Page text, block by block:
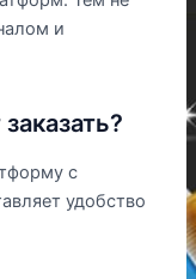
и
с
удобство